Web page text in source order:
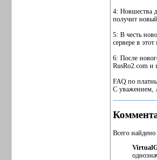
4: Новшества
получит
5: В честь
сервере в
6: После
RusRo2.com и
FAQ по
С уважением,
Всего